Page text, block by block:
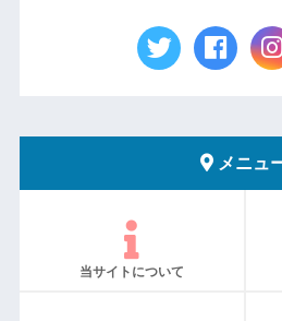
メニュ
当サイトについて